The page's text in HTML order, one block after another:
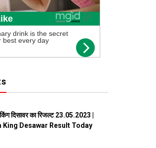
दिसावर का रिजल्ट 23.05.2023 |
King Desawar Result Today